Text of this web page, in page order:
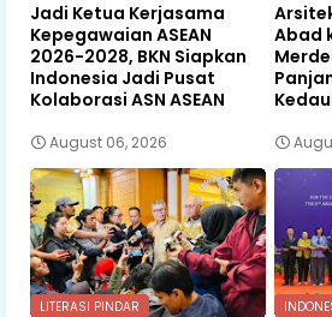
Jadi Ketua Kerjasama
Kepegawaian ASEAN
2026-2028, BKN Siapkan
Indonesia Jadi Pusat
Kolaborasi ASN ASEAN
August 06, 2026
Abad
LITERASI PINDAR